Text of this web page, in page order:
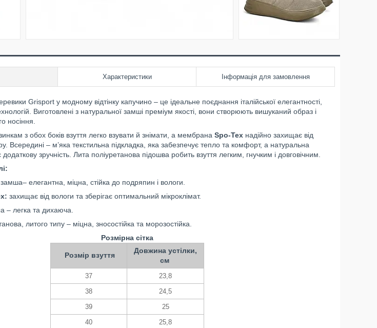
Характеристики Інформація для замовлення
Grisport у модному відтінку капучино – це ідеальне поєднання італійської елегантності,
Виготовлені з натуральної замші преміум якості, вони створюють вишуканий образ і
носіння.
з обох боків взуття легко взувати й знімати, а мембрана Spo-Tex надійно захищає від
Всередині – м’яка текстильна підкладка, яка забезпечує тепло та комфорт, а натуральна
зручність. Лита поліуретанова підошва робить взуття легким, гнучким і довговічним.
елегантна, міцна, стійка до подряпин і вологи.
захищає від вологи та зберігає оптимальний мікроклімат.
– легка та дихаюча.
литого типу – міцна, зносостійка та морозостійка.
Розмірна сітка
Розмір взуття
Довжина устілки,
см
37
23,8
38
24,5
39
25
40
25,8